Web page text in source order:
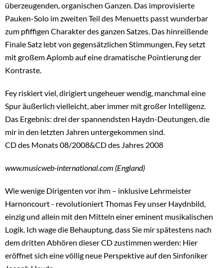
überzeugenden, organischen Ganzen. Das improvisierte
Pauken-Solo im zweiten Teil des Menuetts passt wunderbar
zum pfiffigen Charakter des ganzen Satzes. Das hinreißende
Finale Satz lebt von gegensätzlichen Stimmungen, Fey setzt
mit großem Aplomb auf eine dramatische Pointierung der
Kontraste.
Fey riskiert viel, dirigiert ungeheuer wendig, manchmal eine
Spur äußerlich vielleicht, aber immer mit großer Intelligenz.
Das Ergebnis: drei der spannendsten Haydn-Deutungen, die
mir in den letzten Jahren untergekommen sind.
CD des Monats 08/2008&CD des Jahres 2008
www.musicweb-international.com (England)
Wie wenige Dirigenten vor ihm – inklusive Lehrmeister
Harnoncourt - revolutioniert Thomas Fey unser Haydnbild,
einzig und allein mit den Mitteln einer eminent musikalischen
Logik. Ich wage die Behauptung, dass Sie mir spätestens nach
dem dritten Abhören dieser CD zustimmen werden: Hier
eröffnet sich eine völlig neue Perspektive auf den Sinfoniker